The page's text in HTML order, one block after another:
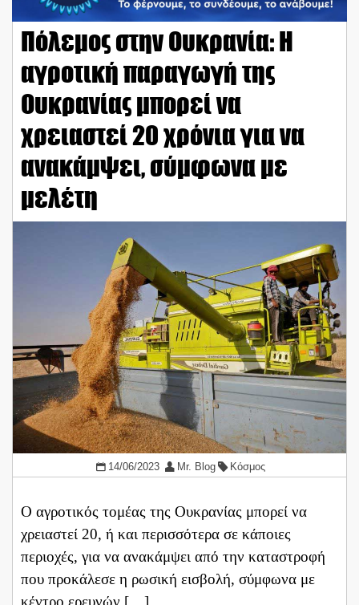
Πόλεμος στην Ουκρανία: Η
αγροτική παραγωγή της
Ουκρανίας μπορεί να
χρειαστεί 20 χρόνια για να
ανακάμψει, σύμφωνα με
μελέτη
14/06/2023 Mr. Blog Κόσμος
Ο αγροτικός τομέας της Ουκρανίας μπορεί να
χρειαστεί 20, ή και περισσότερα σε κάποιες
περιοχές, για να ανακάμψει από την καταστροφή
που προκάλεσε η ρωσική εισβολή, σύμφωνα με